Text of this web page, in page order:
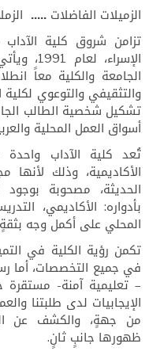
الزميلات الفاضلات .....
تزامن شروق كلية
الجامعة والكلية معاً
والتثقيفي والتوعوي
تشكيل شخصية الطالب
أسواق العمل المحلية
تُعد كلية الآداب
الأكاديمية، وذلك لأنها
الحديثة، مصحوبة
بأدواره: الأكاديمي،
المحلي على أكمل وجه بثقةٍ
تكمن رؤية الكلية في
في جميع التخصصات، أما
– تعليمية آمنة-
الإيجابيات لدى طلبتنا
من جهةٍ، والكشف عن
ظهورها جانبٍ ثانٍ.